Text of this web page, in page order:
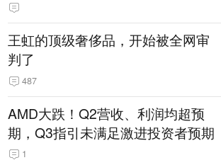
王虹的顶级奢侈品，开始被全网审
判了
487
AMD大跌！Q2营收、利润均超预
期，Q3指引未满足激进投资者预期
1